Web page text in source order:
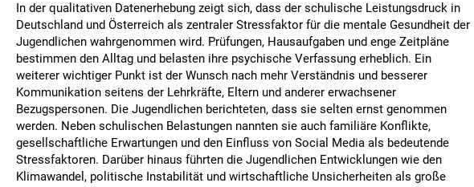
In der qualitativen Datenerhebung zeigt sich, dass der schulische Leistungsdruck in
Deutschland und Österreich als zentraler Stressfaktor für die mentale Gesundheit der
Jugendlichen wahrgenommen wird. Prüfungen, Hausaufgaben und enge Zeitpläne
bestimmen den Alltag und belasten ihre psychische Verfassung erheblich. Ein
weiterer wichtiger Punkt ist der Wunsch nach mehr Verständnis und besserer
Kommunikation seitens der Lehrkräfte, Eltern und anderer erwachsener
Bezugspersonen. Die Jugendlichen berichteten, dass sie selten ernst genommen
werden. Neben schulischen Belastungen nannten sie auch familiäre Konflikte,
gesellschaftliche Erwartungen und den Einfluss von Social Media als bedeutende
Stressfaktoren. Darüber hinaus führten die Jugendlichen Entwicklungen wie den
Klimawandel, politische Instabilität und wirtschaftliche Unsicherheiten als große